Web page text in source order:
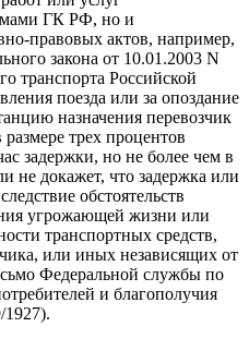
ГК РФ, но и
правовых актов, например,
закона от 10.01.2003 N
транспорта Российской
поезда или за опоздание
назначения перевозчик
трех процентов
задержки, но не более чем в
не докажет, что задержка или
обстоятельств
угрожающей жизни или
транспортных средств,
или иных независящих от
Федеральной службы по
и благополучия
1927).